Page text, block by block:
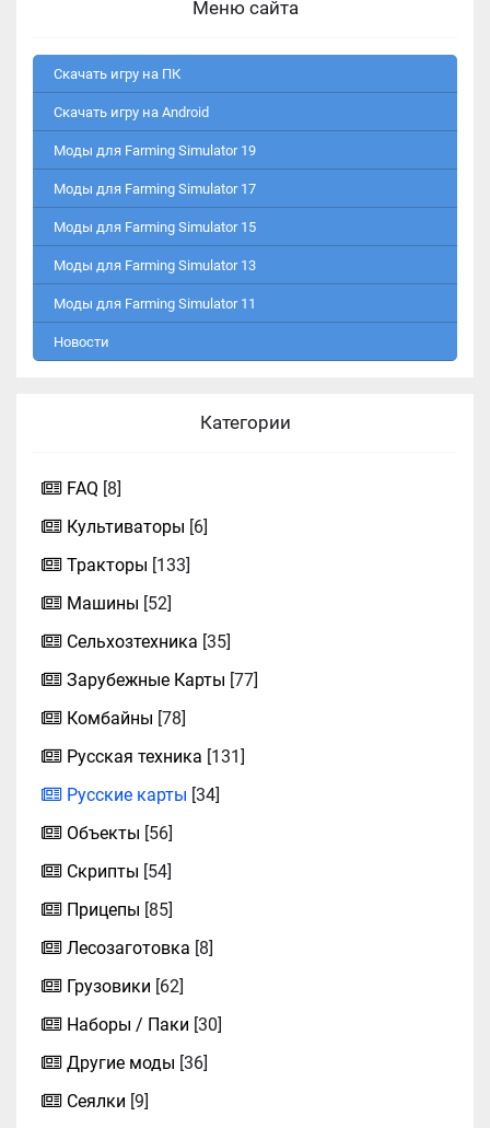
Меню сайта
Скачать игру на ПК
Скачать игру на Android
Моды для Farming Simulator 19
Моды для Farming Simulator 17
Моды для Farming Simulator 15
Моды для Farming Simulator 13
Моды для Farming Simulator 11
Новости
Категории
FAQ [8]
Культиваторы [6]
Тракторы [133]
Машины [52]
Сельхозтехника [35]
Зарубежные Карты [77]
Комбайны [78]
Русская техника [131]
Русские карты [34]
Объекты [56]
Скрипты [54]
Прицепы [85]
Лесозаготовка [8]
Грузовики [62]
Наборы / Паки [30]
Другие моды [36]
Сеялки [9]